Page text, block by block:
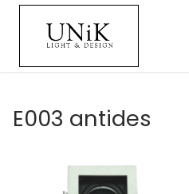
E003 antides